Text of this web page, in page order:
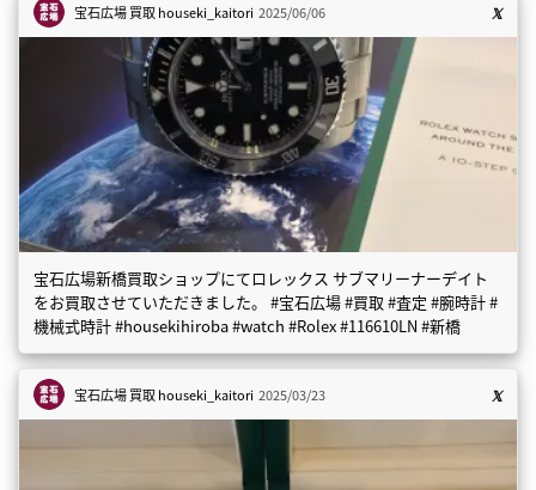
宝石広場 買取houseki_kaitori 2025/06/06
宝石広場新橋買取ショップにてロレックス サブマリーナーデイト
をお買取させていただきました。 #宝石広場 #買取 #査定 #腕時計 #
機械式時計 #housekihiroba #watch #Rolex #116610LN #新橋
宝石広場 買取houseki_kaitori 2025/03/23